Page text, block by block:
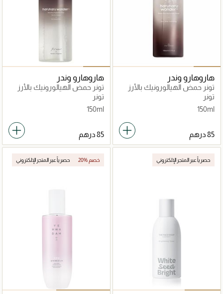
هاروهارو وندر
تونر حمض الهيالورونيك بالأرز
الأسود
تونر
150ml
هاروهارو وندر
تونر حمض الهيالورونيك بالأرز
الأسود خالٍ من الكحول
والعطور
تونر
150ml
حصرياً عبر المتجر الإلكتروني 20% خصم حصرياً عبر المتجر الإلكتروني